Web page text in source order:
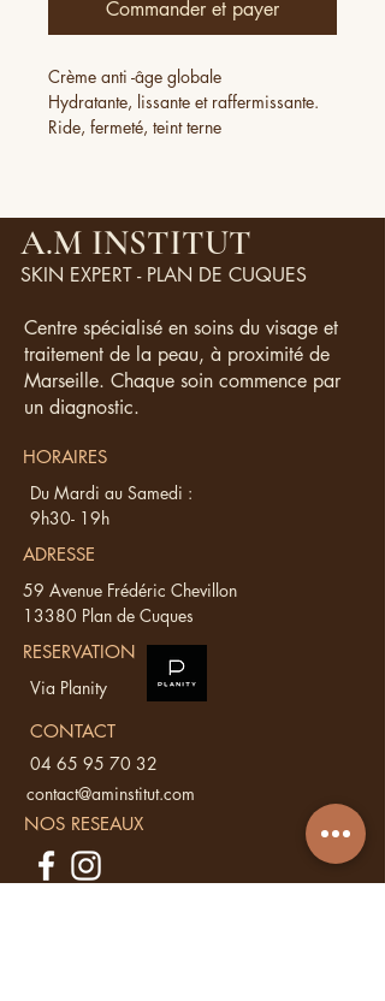
Commander et payer
Crème anti -âge globale
Hydratante, lissante et raffermissante.
Ride, fermeté, teint terne
profondeur
Redensifie et stimule la production de
collagène et d'élastine
Convient à tous les type de peaux
50 ml
A.M INSTITUT
SKIN EXPERT - PLAN DE CUQUES
Centre spécialisé en soins du visage et
traitement de la peau, à proximité de
Marseille. Chaque soin commence par
un diagnostic.
HORAIRES
Du Mardi au Samedi :
9h30- 19h
ADRESSE
59 Avenue Frédéric Chevillon
13380 Plan de Cuques
RESERVATION
Via Planity
CONTACT
04 65 95 70 32
contact@aminstitut.com
NOS RESEAUX